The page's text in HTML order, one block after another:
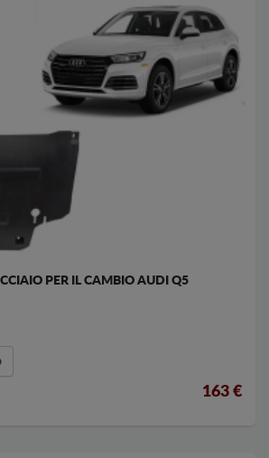
PER IL CAMBIO AUDI Q5
163 €